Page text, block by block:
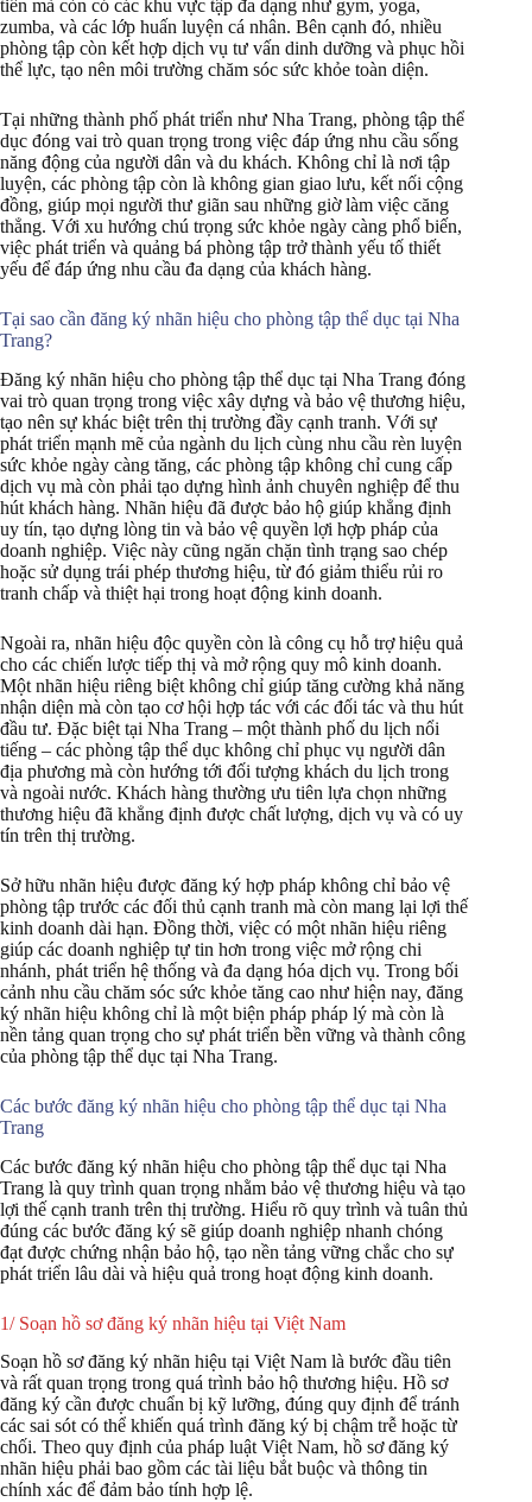
tiến mà còn có các khu vực tập đa dạng như gym, yoga,
zumba, và các lớp huấn luyện cá nhân. Bên cạnh đó, nhiều
phòng tập còn kết hợp dịch vụ tư vấn dinh dưỡng và phục hồi
thể lực, tạo nên môi trường chăm sóc sức khỏe toàn diện.
Tại những thành phố phát triển như Nha Trang, phòng tập thể
dục đóng vai trò quan trọng trong việc đáp ứng nhu cầu sống
năng động của người dân và du khách. Không chỉ là nơi tập
luyện, các phòng tập còn là không gian giao lưu, kết nối cộng
đồng, giúp mọi người thư giãn sau những giờ làm việc căng
thẳng. Với xu hướng chú trọng sức khỏe ngày càng phổ biến,
việc phát triển và quảng bá phòng tập trở thành yếu tố thiết
yếu để đáp ứng nhu cầu đa dạng của khách hàng.
Tại sao cần đăng ký nhãn hiệu cho phòng tập thể dục tại Nha
Trang?
Đăng ký nhãn hiệu cho phòng tập thể dục tại Nha Trang đóng
vai trò quan trọng trong việc xây dựng và bảo vệ thương hiệu,
tạo nên sự khác biệt trên thị trường đầy cạnh tranh. Với sự
phát triển mạnh mẽ của ngành du lịch cùng nhu cầu rèn luyện
sức khỏe ngày càng tăng, các phòng tập không chỉ cung cấp
dịch vụ mà còn phải tạo dựng hình ảnh chuyên nghiệp để thu
hút khách hàng. Nhãn hiệu đã được bảo hộ giúp khẳng định
uy tín, tạo dựng lòng tin và bảo vệ quyền lợi hợp pháp của
doanh nghiệp. Việc này cũng ngăn chặn tình trạng sao chép
hoặc sử dụng trái phép thương hiệu, từ đó giảm thiểu rủi ro
tranh chấp và thiệt hại trong hoạt động kinh doanh.
Ngoài ra, nhãn hiệu độc quyền còn là công cụ hỗ trợ hiệu quả
cho các chiến lược tiếp thị và mở rộng quy mô kinh doanh.
Một nhãn hiệu riêng biệt không chỉ giúp tăng cường khả năng
nhận diện mà còn tạo cơ hội hợp tác với các đối tác và thu hút
đầu tư. Đặc biệt tại Nha Trang – một thành phố du lịch nổi
tiếng – các phòng tập thể dục không chỉ phục vụ người dân
địa phương mà còn hướng tới đối tượng khách du lịch trong
và ngoài nước. Khách hàng thường ưu tiên lựa chọn những
thương hiệu đã khẳng định được chất lượng, dịch vụ và có uy
tín trên thị trường.
Sở hữu nhãn hiệu được đăng ký hợp pháp không chỉ bảo vệ
phòng tập trước các đối thủ cạnh tranh mà còn mang lại lợi thế
kinh doanh dài hạn. Đồng thời, việc có một nhãn hiệu riêng
giúp các doanh nghiệp tự tin hơn trong việc mở rộng chi
nhánh, phát triển hệ thống và đa dạng hóa dịch vụ. Trong bối
cảnh nhu cầu chăm sóc sức khỏe tăng cao như hiện nay, đăng
ký nhãn hiệu không chỉ là một biện pháp pháp lý mà còn là
nền tảng quan trọng cho sự phát triển bền vững và thành công
của phòng tập thể dục tại Nha Trang.
Các bước đăng ký nhãn hiệu cho phòng tập thể dục tại Nha
Trang
Các bước đăng ký nhãn hiệu cho phòng tập thể dục tại Nha
Trang là quy trình quan trọng nhằm bảo vệ thương hiệu và tạo
lợi thế cạnh tranh trên thị trường. Hiểu rõ quy trình và tuân thủ
đúng các bước đăng ký sẽ giúp doanh nghiệp nhanh chóng
đạt được chứng nhận bảo hộ, tạo nền tảng vững chắc cho sự
phát triển lâu dài và hiệu quả trong hoạt động kinh doanh.
1/ Soạn hồ sơ đăng ký nhãn hiệu tại Việt Nam
Soạn hồ sơ đăng ký nhãn hiệu tại Việt Nam là bước đầu tiên
và rất quan trọng trong quá trình bảo hộ thương hiệu. Hồ sơ
đăng ký cần được chuẩn bị kỹ lưỡng, đúng quy định để tránh
các sai sót có thể khiến quá trình đăng ký bị chậm trễ hoặc từ
chối. Theo quy định của pháp luật Việt Nam, hồ sơ đăng ký
nhãn hiệu phải bao gồm các tài liệu bắt buộc và thông tin
chính xác để đảm bảo tính hợp lệ.